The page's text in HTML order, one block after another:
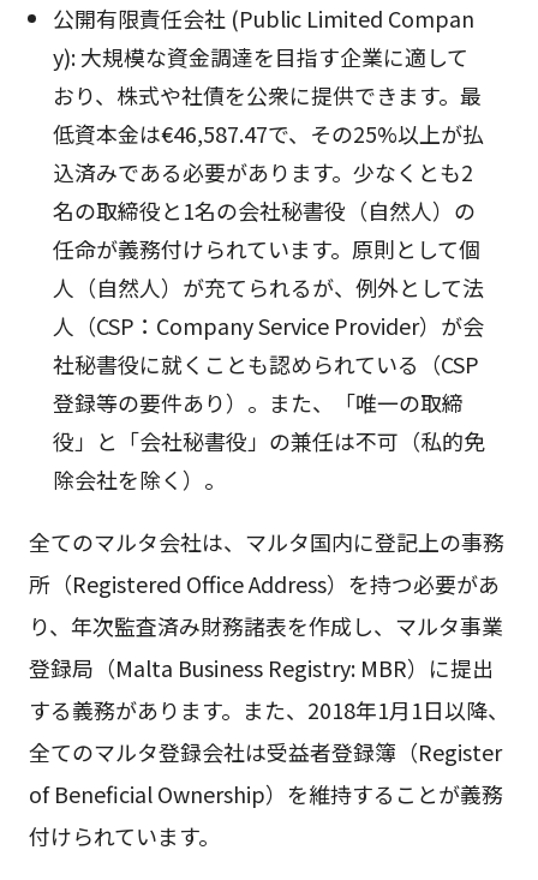
公開有限責任会社 (Public Limited Compan
y): 大規模な資金調達を目指す企業に適して
おり、株式や社債を公衆に提供できます。最
低資本金は€46,587.47で、その25%以上が払
込済みである必要があります。少なくとも2
名の取締役と1名の会社秘書役（自然人）の
任命が義務付けられています。原則として個
人（自然人）が充てられるが、例外として法
人（CSP：Company Service Provider）が会
社秘書役に就くことも認められている（CSP
登録等の要件あり）。また、「唯一の取締
役」と「会社秘書役」の兼任は不可（私的免
除会社を除く）。
全てのマルタ会社は、マルタ国内に登記上の事務
所（Registered Office Address）を持つ必要があ
り、年次監査済み財務諸表を作成し、マルタ事業
登録局（Malta Business Registry: MBR）に提出
する義務があります。また、2018年1月1日以降、
全てのマルタ登録会社は受益者登録簿（Register
of Beneficial Ownership）を維持することが義務
付けられています。